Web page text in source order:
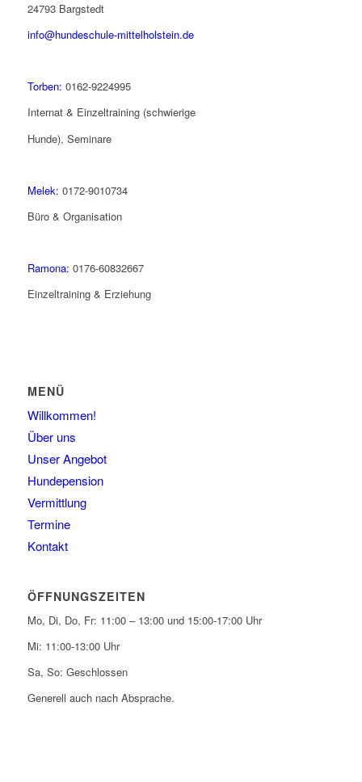
24793 Bargstedt
info@hundeschule-mittelholstein.de
Torben: 0162-9224995
Internat & Einzeltraining (schwierige
Hunde), Seminare
Melek: 0172-9010734
Büro & Organisation
Ramona: 0176-60832667
Einzeltraining & Erziehung
MENÜ
Willkommen!
Über uns
Unser Angebot
Hundepension
Vermittlung
Termine
Kontakt
ÖFFNUNGSZEITEN
Mo, Di, Do, Fr: 11:00 – 13:00 und 15:00-17:00 Uhr
Mi: 11:00-13:00 Uhr
Sa, So: Geschlossen
Generell auch nach Absprache.